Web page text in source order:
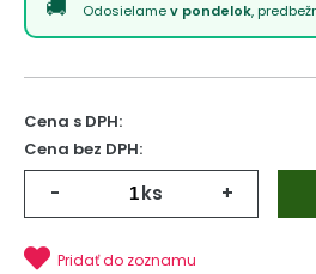
Odosielamev pondelok,
Cena s DPH:
Cena bez DPH:
- ks +
Pridať do zoznamu